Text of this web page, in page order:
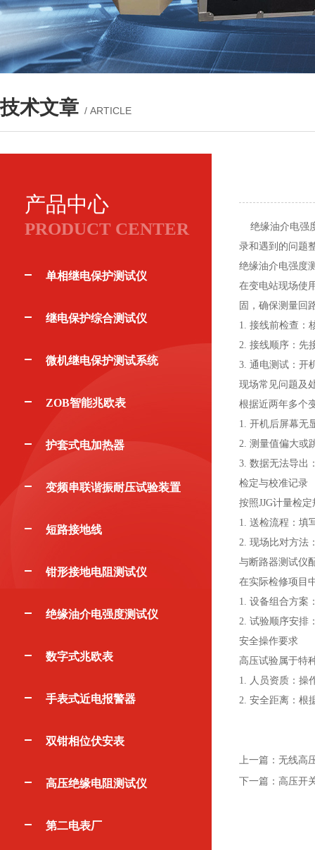
技术文章 / ARTICLE
产品中心
PRODUCT CENTER
单相继电保护测试仪
继电保护综合测试仪
微机继电保护测试系统
ZOB智能兆欧表
护套式电加热器
变频串联谐振耐压试验装置
短路接地线
钳形接地电阻测试仪
绝缘油介电强度测试仪
数字式兆欧表
手表式近电报警器
双钳相位伏安表
高压绝缘电阻测试仪
第二电表厂
绝缘油介电强
录和遇到的问题
绝缘油介电强度
在变电站现场使
固，确保测量回
1. 接线前检查：
2. 接线顺序：先
3. 通电测试：开
现场常见问题及
根据近两年多个
1. 开机后屏幕无
2. 测量值偏大或
3. 数据无法导出
检定与校准记录
按照JJG计量检
1. 送检流程：填
2. 现场比对方法
与断路器测试仪
在实际检修项目
1. 设备组合方案
2. 试验顺序安排
安全操作要求
高压试验属于特
1. 人员资质：操
2. 安全距离：根
上一篇： 无线高
下一篇： 高压开